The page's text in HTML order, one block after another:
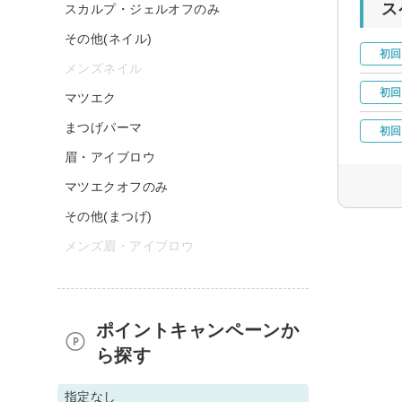
初回
初回
初回
スカルプ・ジェルオフのみ
その他(ネイル)
メンズネイル
マツエク
まつげパーマ
眉・アイブロウ
マツエクオフのみ
その他(まつげ)
メンズ眉・アイブロウ
ポイントキャンペーンか
ら探す
指定なし